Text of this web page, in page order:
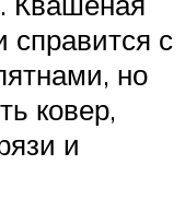
справится с
но
ковер,
и